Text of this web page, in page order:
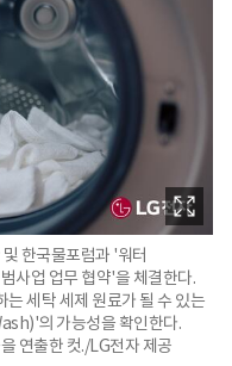
한국물포럼과 '워터
사업 업무 협약'을 체결한다.
세탁 세제 원료가 될 수 있는
의 가능성을 확인한다.
연출한 컷./LG전자 제공